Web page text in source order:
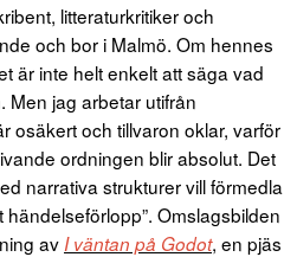
litteraturkritiker och
och bor i Malmö. Om hennes
är inte helt enkelt att säga vad
Men jag arbetar utifrån
osäkert och tillvaron oklar, varför
ordningen blir absolut. Det
narrativa strukturer vill förmedla
Omslagsbilden
av I väntan på Godot, en pjäs